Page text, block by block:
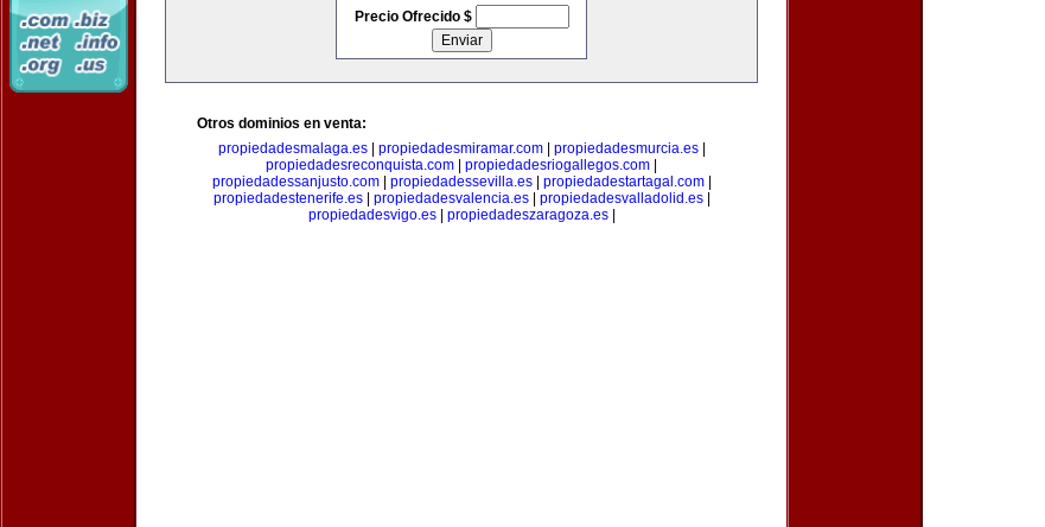
Precio Ofrecido $
Otros dominios en venta:
propiedadesmalaga.es| propiedadesmiramar.com| propiedadesmurcia.es|
propiedadesreconquista.com
propiedadesriogallegos.com
propiedadessanjusto.com| propiedadessevilla.es| propiedadestartagal.com|
propiedadestenerife.es| propiedadesvalencia.es| propiedadesvalladolid.es|
propiedadesvigo.es| propiedadeszaragoza.es|